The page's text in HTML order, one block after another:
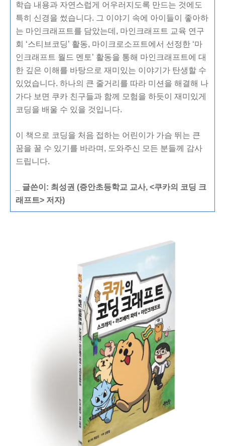
학습 내용과 자연스럽게 어우러지도록 만드는 것에도
특히 신경을 썼습니다. 그 이야기 속에 아이들이 좋아하
는 마인크래프트를 담았는데, 마인크래프트 교육 연구
회 ‘스티브코딩’ 활동, 마이크로소프트에서 선정한 ‘마
인크래프트 월드 멘토’ 활동을 통해 마인크래프트에 대
한 깊은 이해를 바탕으로 재미있는 이야기가 탄생할 수
있었습니다. 하나의 큰 줄거리를 따라 미션을 해결해 나
가다 보면 쿠카 친구들과 함께 모험을 하듯이 재미있게
코딩을 배울 수 있을 것입니다.
이 책으로 코딩을 처음 접하는 어린이가 가슴 뛰는 큰
꿈을 꿀 수 있기를 바라며, 도와주신 모든 분들께 감사
드립니다.
_ 글쓴이: 최성권 (증안초등학교 교사, <쿠카의 코딩 크
래프트> 저자)